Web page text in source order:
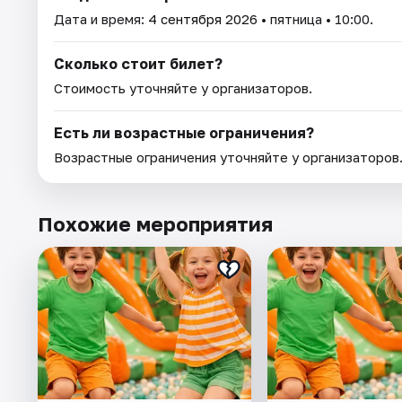
Дата и время: 4 сентября 2026 • пятница • 10:00.
Сколько стоит билет?
Стоимость уточняйте у организаторов.
Есть ли возрастные ограничения?
Возрастные ограничения уточняйте у организаторов.
Похожие мероприятия